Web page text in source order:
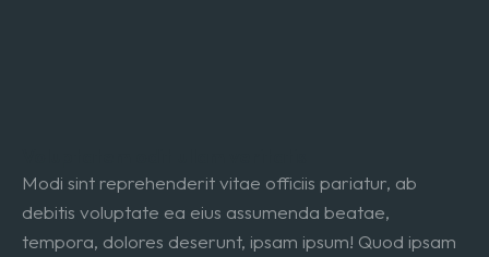
Modi sint reprehenderit vitae officiis pariatur, ab
debitis voluptate ea eius assumenda beatae,
tempora, dolores deserunt, ipsam ipsum! Quod ipsam